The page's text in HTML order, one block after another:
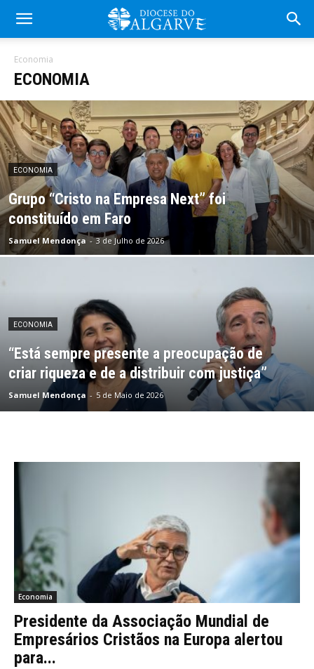
Economia
ECONOMIA
ECONOMIA
Grupo “Cristo na Empresa Next” foi
constituído em Faro
Samuel Mendonça - 3 de Julho de 2026
ECONOMIA
“Está sempre presente a preocupação de
criar riqueza e de a distribuir com justiça”
Samuel Mendonça - 5 de Maio de 2026
Economia
Presidente da Associação Mundial de
Empresários Cristãos na Europa alertou
para...